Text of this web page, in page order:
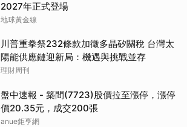
2027年正式登場
地球黃金線
川普重拳祭232條款加徵多晶矽關稅 台灣太
陽能供應鏈迎新局：機遇與挑戰並存
理財周刊
盤中速報 - 築間(7723)股價拉至漲停，漲停
價20.35元，成交200張
anue鉅亨網